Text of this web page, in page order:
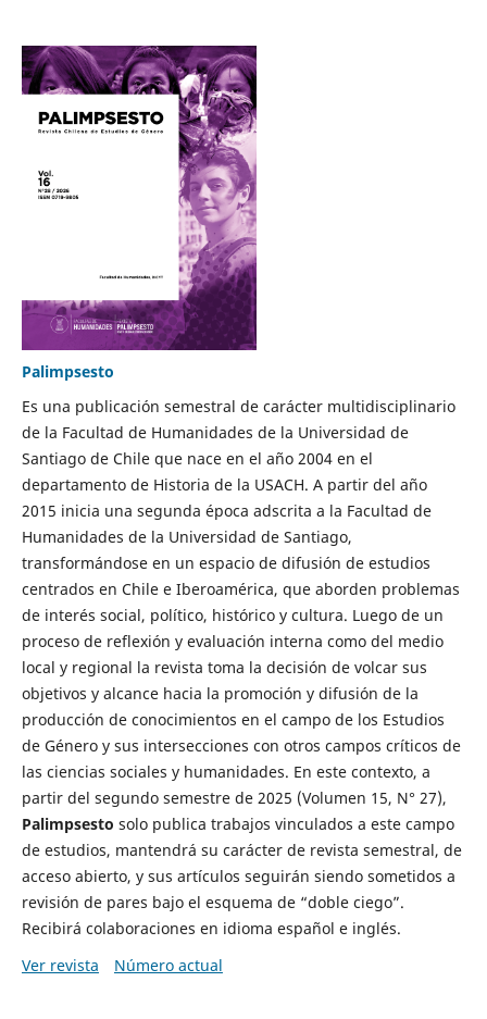
Palimpsesto
Es una publicación semestral de carácter multidisciplinario
de la Facultad de Humanidades de la Universidad de
Santiago de Chile que nace en el año 2004 en el
departamento de Historia de la USACH. A partir del año
2015 inicia una segunda época adscrita a la Facultad de
Humanidades de la Universidad de Santiago,
transformándose en un espacio de difusión de estudios
centrados en Chile e Iberoamérica, que aborden problemas
de interés social, político, histórico y cultura. Luego de un
proceso de reflexión y evaluación interna como del medio
local y regional la revista toma la decisión de volcar sus
objetivos y alcance hacia la promoción y difusión de la
producción de conocimientos en el campo de los Estudios
de Género y sus intersecciones con otros campos críticos de
las ciencias sociales y humanidades. En este contexto, a
partir del segundo semestre de 2025 (Volumen 15, N° 27),
Palimpsesto solo publica trabajos vinculados a este campo
de estudios, mantendrá su carácter de revista semestral, de
acceso abierto, y sus artículos seguirán siendo sometidos a
revisión de pares bajo el esquema de “doble ciego”.
Recibirá colaboraciones en idioma español e inglés.
Ver revista
Número actual